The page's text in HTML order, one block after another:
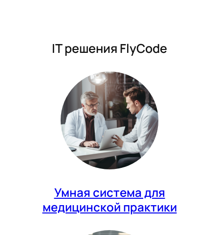
IT решения FlyCode
Умная система для
медицинской практики